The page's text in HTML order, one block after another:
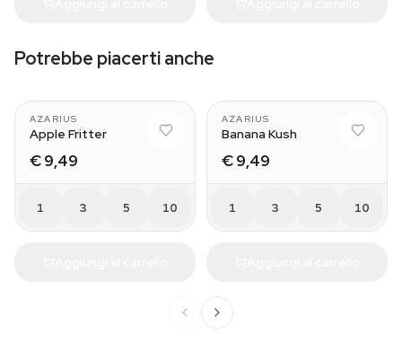
Potrebbe piacerti anche
AZARIUS
Apple Fritter
€ 9,49
1 3 5 10
AZARIUS
Banana Kush
€ 9,49
1 3 5 10